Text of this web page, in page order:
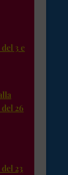
3 e
26
23